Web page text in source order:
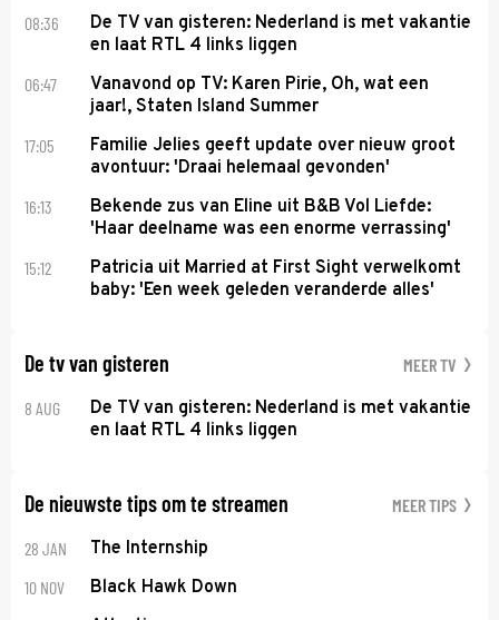
08:36
De TV van gisteren: Nederland is met vakantie
en laat RTL 4 links liggen
06:47
Vanavond op TV: Karen Pirie, Oh, wat een
jaar!, Staten Island Summer
17:05
Familie Jelies geeft update over nieuw groot
avontuur: 'Draai helemaal gevonden'
16:13
Bekende zus van Eline uit B&B Vol Liefde:
'Haar deelname was een enorme verrassing'
15:12
Patricia uit Married at First Sight verwelkomt
baby: 'Een week geleden veranderde alles'
De tv van gisteren MEER TV
8 AUG
De TV van gisteren: Nederland is met vakantie
en laat RTL 4 links liggen
De nieuwste tips om te streamen MEER TIPS
28 JAN The Internship
10 NOV Black Hawk Down